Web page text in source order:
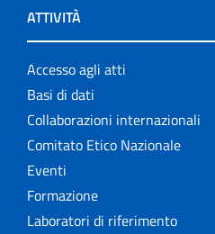
ATTIVITÀ
Accesso agli atti
Basi di dati
Collaborazioni internazionali
Comitato Etico Nazionale
Eventi
Formazione
Laboratori di riferimento